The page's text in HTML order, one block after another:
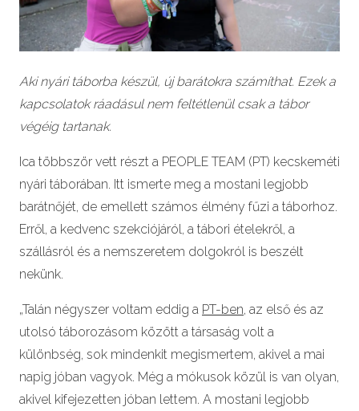
Aki nyári táborba készül, új barátokra számíthat. Ezek a
kapcsolatok ráadásul nem feltétlenül csak a tábor
végéig tartanak.
Ica többször vett részt a PEOPLE TEAM (PT) kecskeméti
nyári táborában. Itt ismerte meg a mostani legjobb
barátnőjét, de emellett számos élmény fűzi a táborhoz.
Erről, a kedvenc szekciójáról, a tábori ételekről, a
szállásról és a nemszeretem dolgokról is beszélt
nekünk.
„Talán négyszer voltam eddig a PT-ben, az első és az
utolsó táborozásom között a társaság volt a
különbség, sok mindenkit megismertem, akivel a mai
napig jóban vagyok. Még a mókusok közül is van olyan,
akivel kifejezetten jóban lettem. A mostani legjobb